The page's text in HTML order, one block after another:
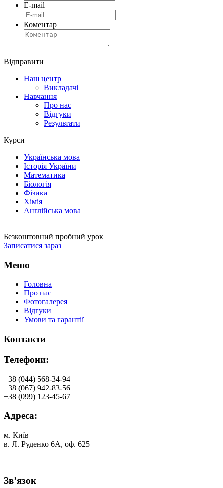
E-mail
Коментар
Відправити
Наш центр
Викладачі
Навчання
Про нас
Відгуки
Результати
Курси
Українська мова
Історія України
Математика
Біологія
Фізика
Хімія
Англійська мова
Безкоштовний пробний урок
Записатися зараз
Меню
Головна
Про нас
Фотогалерея
Відгуки
Умови та гарантії
Контакти
Телефони:
+38 (044) 568-34-94
+38 (067) 942-83-56
+38 (099) 123-45-67
Адреса:
м. Київ
в. Л. Руденко 6А, оф. 625
Зв’язок